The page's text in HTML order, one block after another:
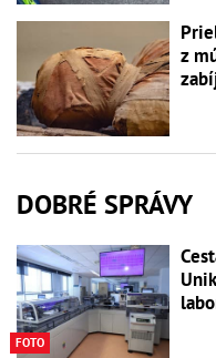
z
DOBRÉ SPRÁVY
FOTO